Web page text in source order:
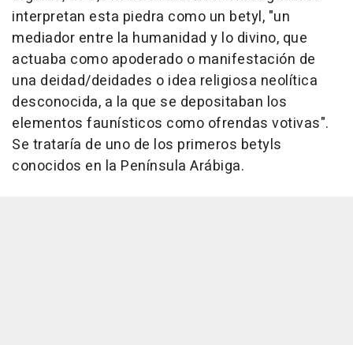
interpretan esta piedra como un betyl, "un
mediador entre la humanidad y lo divino, que
actuaba como apoderado o manifestación de
una deidad/deidades o idea religiosa neolítica
desconocida, a la que se depositaban los
elementos faunísticos como ofrendas votivas".
Se trataría de uno de los primeros betyls
conocidos en la Península Arábiga.